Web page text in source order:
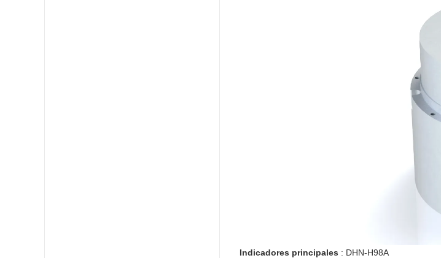
Indicadores principales : DHN-H98A